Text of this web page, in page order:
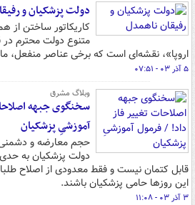
دولت پزشکیان و
کاریکاتور ساختن
متنوع دولت محترم در
اروپا»، نقشه‌ای است که برخی عناصر منفعل،
۵ آذر ۰۳ - ۰۷:۵۱
وبلاگ مشرق
سخنگوی جبهه
آموزشیِ پزشکیان
حجم معارضه و
دولت پزشکیان به
قابل کتمان نیست و فقط معدودی از اصلاح
این روزها حامی پزشکیان باشند.
۳ آذر ۰۳ - ۱۱:۰۸